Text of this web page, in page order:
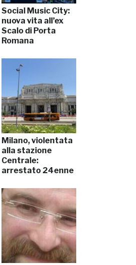
Social Music City:
nuova vita all’ex
Scalo di Porta
Romana
Milano, violentata
alla stazione
Centrale:
arrestato 24enne